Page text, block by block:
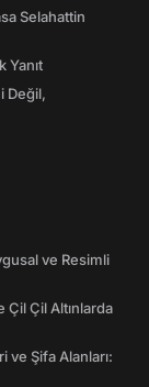
Selahattin
Yanıt
Değil,
ve Resimli
Çil Çil Altınlarda
ve Şifa Alanları: